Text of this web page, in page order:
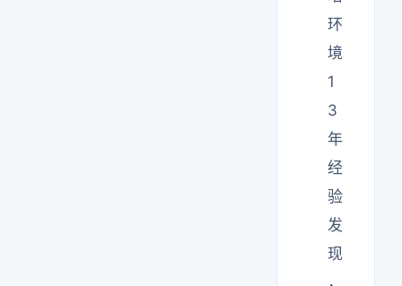
环
境
1
3
年
经
验
发
现
，